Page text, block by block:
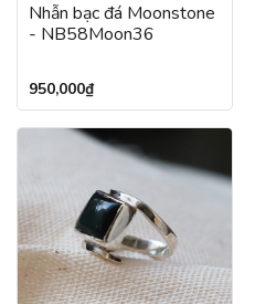
Nhẫn bạc đá Moonstone
- NB58Moon36
950,000₫